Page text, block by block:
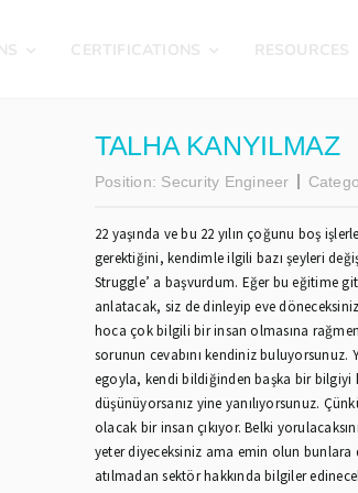
CERTIFICATIONS RESOURCES
TALHA KANYILMAZ
Position: Security Engineer
22 yaşında ve bu 22 yılın çoğunu boş
gerektiğini, kendimle ilgili bazı şeyleri
Struggle’ a başvurdum. Eğer bu eğitime
anlatacak, siz de dinleyip eve
hoca çok bilgili bir insan olmasına
sorunun cevabını kendiniz
egoyla, kendi bildiğinden başka bir bilgiyi
düşünüyorsanız yine yanılıyorsunuz.
olacak bir insan çıkıyor. Belki
yeter diyeceksiniz ama emin olun bunlara
atılmadan sektör hakkında bilgiler